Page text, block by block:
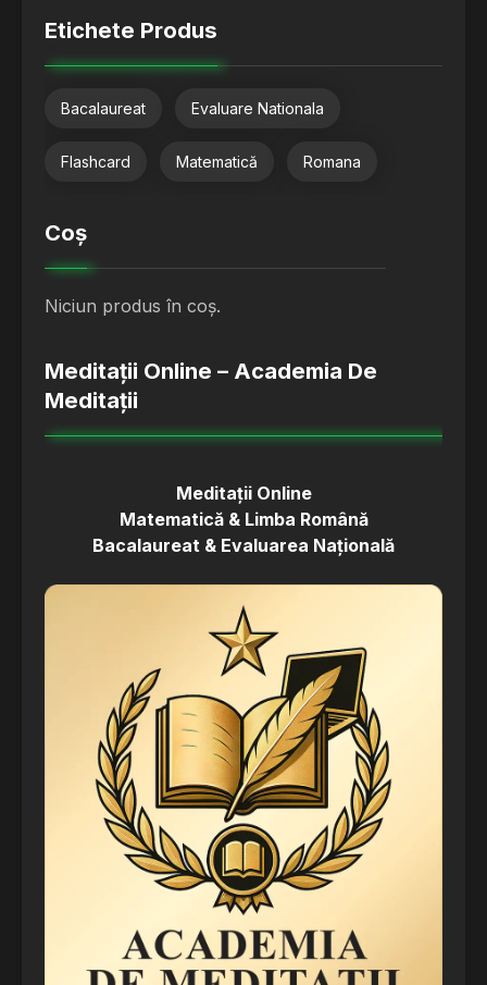
Etichete Produs
Bacalaureat Evaluare Nationala
Flashcard Matematică Romana
Coș
Niciun produs în coș.
Meditații Online – Academia De
Meditații
Meditații Online
Matematică & Limba Română
Bacalaureat & Evaluarea Națională